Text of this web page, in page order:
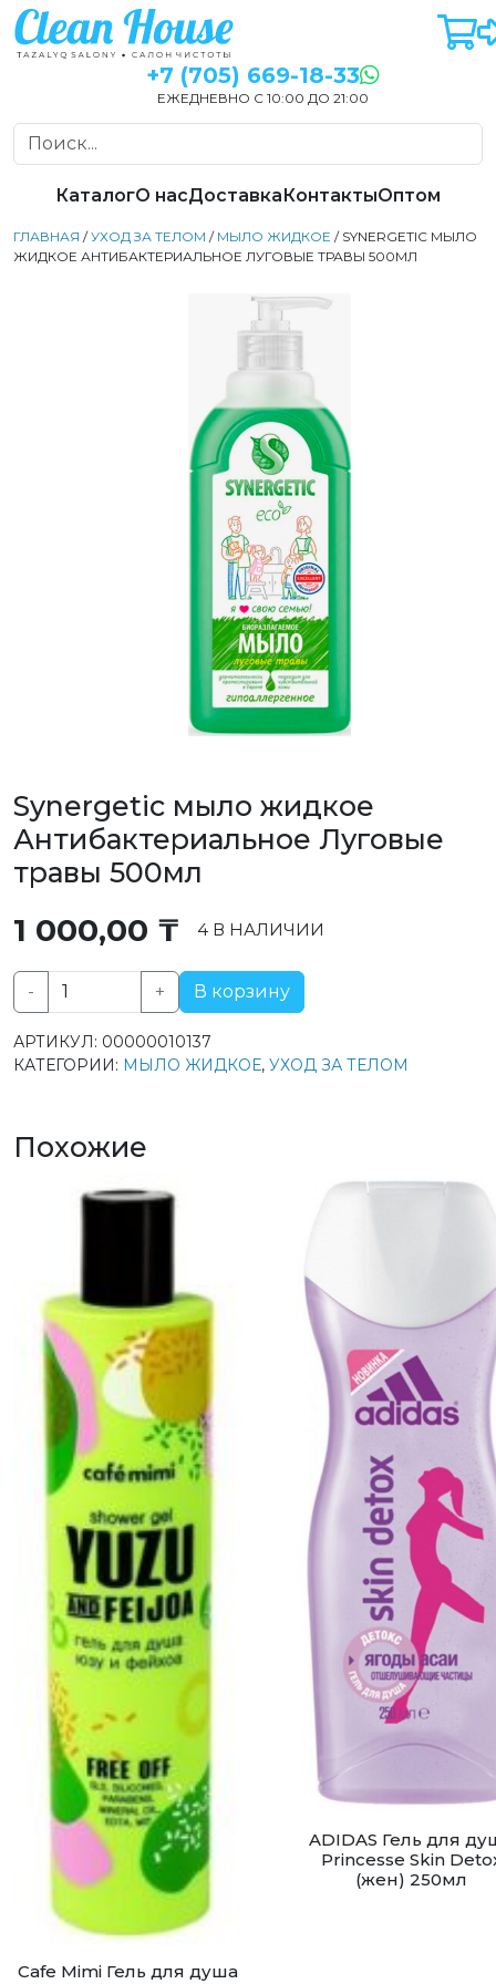
+7 (705) 669-18-33
ЕЖЕДНЕВНО С 10:00 ДО 21:00
КаталогО насДоставкаКонтактыОптом
ГЛАВНАЯ /УХОД ЗА ТЕЛОМ / МЫЛО ЖИДКОЕ / SYNERGETIC МЫЛО
ЖИДКОЕ АНТИБАКТЕРИАЛЬНОЕ ЛУГОВЫЕ ТРАВЫ 500МЛ
Synergetic мыло жидкое
Антибактериальное Луговые
травы 500мл
1 000,00 ₸ 4 В НАЛИЧИИ
-
Количество
Synergetic
Антибактериальное
Луговые
+ В корзину
АРТИКУЛ: 00000010137
КАТЕГОРИИ: МЫЛО ЖИДКОЕ, УХОД ЗА ТЕЛОМ
Похожие
Cafe Mimi Гель для душа
ADIDAS Гель для
Princesse Skin
(жен) 250мл